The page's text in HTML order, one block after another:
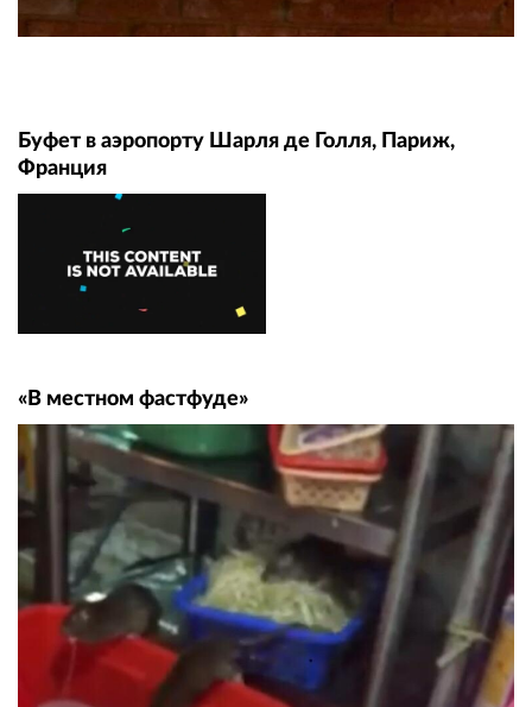
Буфет в аэропорту Шарля де Голля, Париж,
Франция
«В местном фастфуде»